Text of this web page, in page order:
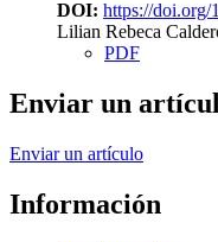
DOI: https://doi.org/
Lilian Rebeca
PDF
Enviar un
Enviar un artículo
Información